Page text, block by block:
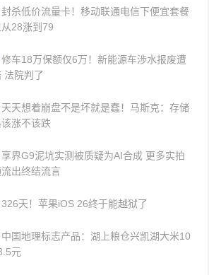
封杀低价流量卡！移动联通电信下便宜套餐
从28涨到79
修车18万保额仅6万！新能源车涉水报废遭
法院判了
天天想着崩盘不是坏就是蠢！马斯克：存储
涨不该跌
享界G9泥坑实测被质疑为AI合成 更多实拍
出终结流言
326天！苹果iOS 26终于能越狱了
中国地理标志产品：湖上粮仓兴凯湖大米10
元